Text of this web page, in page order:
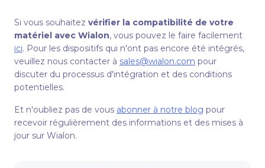
Si vous souhaitez vérifier la compatibilité de votre
matériel avec Wialon, vous pouvez le faire facilement
ici. Pour les dispositifs qui n'ont pas encore été intégrés,
veuillez nous contacter à sales@wialon.com pour
discuter du processus d'intégration et des conditions
potentielles.
Et n'oubliez pas de vous abonner à notre blog pour
recevoir régulièrement des informations et des mises à
jour sur Wialon.